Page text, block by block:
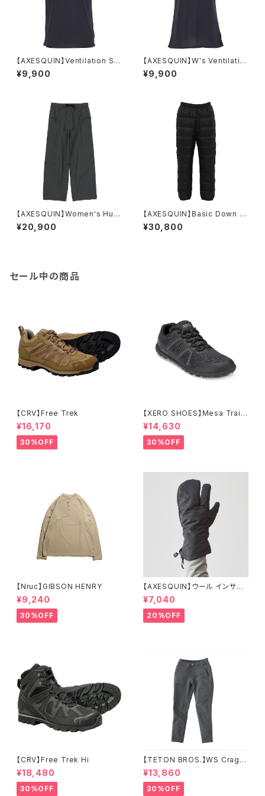
【AXESQUIN】Ventilation Sh
ort Sleeve Tee / ディープウ
ェル
¥9,900
【AXESQUIN】W's Ventilatio
n Short Sleeve Tee
¥9,900
【AXESQUIN】Women's Hutt
e Wide Pant
¥20,900
【AXESQUIN】Basic Down P
ants / ブラック
¥30,800
セール中の商品
【CRV】Free Trek
¥16,170
30%OFF
【XERO SHOES】Mesa Trail
WP (ブラック)
¥14,630
30%OFF
【Nruc】GIBSON HENRY
¥9,240
30%OFF
【AXESQUIN】ウール インサレ
ーション トリガー ミトン
¥7,040
20%OFF
【CRV】Free Trek Hi
¥18,480
30%OFF
【TETON BROS.】WS Crag P
ant
¥13,860
30%OFF